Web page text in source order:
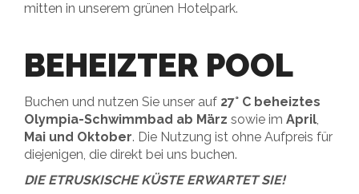
mitten in unserem grünen Hotelpark.
BEHEIZTER POOL
Buchen und nutzen Sie unser auf 27° C beheiztes
Olympia-Schwimmbad ab März sowie im April,
Mai und Oktober. Die Nutzung ist ohne Aufpreis für
diejenigen, die direkt bei uns buchen.
DIE ETRUSKISCHE KÜSTE ERWARTET SIE!